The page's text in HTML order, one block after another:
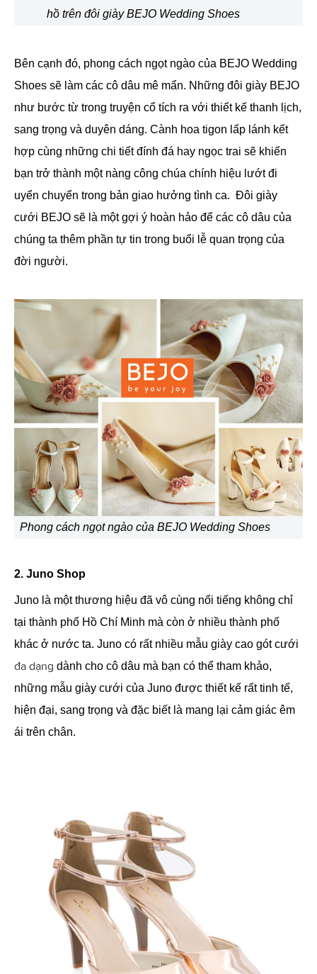
hồ trên đôi giàyBEJO Wedding Shoes
Bên cạnh đó, phong cách ngọt ngào của BEJO Wedding
Shoes sẽ làm các cô dâu mê mẩn. Những đôi giày BEJO
như bước từ trong truyện cổ tích ra với thiết kế thanh lịch,
sang trọng và duyên dáng. Cành hoa tigon lấp lánh kết
hợp cùng những chi tiết đính đá hay ngọc trai sẽ khiến
bạn trở thành một nàng công chúa chính hiệu lướt đi
uyển chuyển trong bản giao hưởng tình ca. Đôi giày
cưới BEJO sẽ là một gợi ý hoàn hảo để các cô dâu của
chúng ta thêm phần tự tin trong buổi lễ quan trọng của
đời người.
Phong cách ngọt ngào của BEJO Wedding Shoes
2. Juno Shop
Juno là một thương hiệu đã vô cùng nổi tiếng không chỉ
tại thành phố Hồ Chí Minh mà còn ở nhiều thành phố
khác ở nước ta. Juno có rất nhiều mẫu giày cao gót cưới
đa dạng dành cho cô dâu mà bạn có thể tham khảo,
những mẫu giày cưới của Juno được thiết kế rất tinh tế,
hiện đại, sang trọng và đặc biết là mang lại cảm giác êm
ái trên chân.